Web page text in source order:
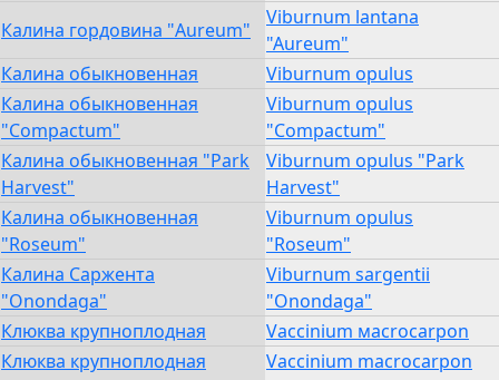
Калина гордовина "Aureum"
Viburnum lantana
"Aureum"
Калина обыкновенная
Viburnum opulus
Калина обыкновенная
"Compactum"
Viburnum opulus
"Compactum"
Калина обыкновенная "Park
Harvest"
Viburnum opulus "Park
Harvest"
Калина обыкновенная
"Roseum"
Viburnum opulus
"Roseum"
Калина Саржента
"Onondaga"
Viburnum sargentii
"Onondaga"
Клюква крупноплодная
Vaccinium мacrocarpon
Клюква крупноплодная
Vaccinium macrocarpon